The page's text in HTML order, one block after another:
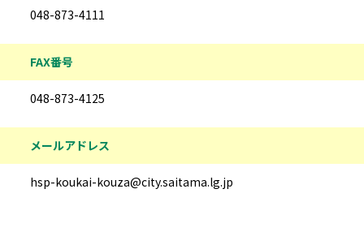
048-873-4111
FAX番号
048-873-4125
メールアドレス
hsp-koukai-kouza@city.saitama.lg.jp